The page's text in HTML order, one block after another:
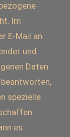
Im
E-Mail an
und
Daten
beantworten,
spezielle
es